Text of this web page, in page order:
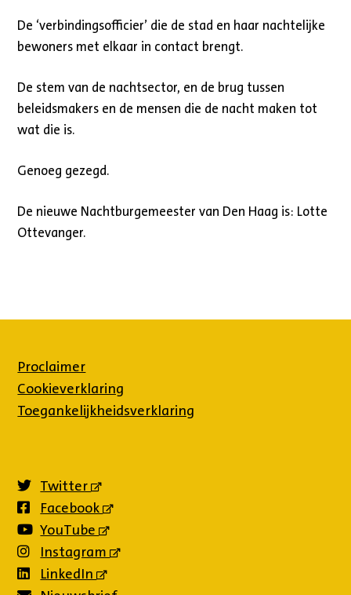
De ‘verbindingsofficier’ die de stad en haar nachtelijke
bewoners met elkaar in contact brengt.
De stem van de nachtsector, en de brug tussen
beleidsmakers en de mensen die de nacht maken tot
wat die is.
Genoeg gezegd.
De nieuwe Nachtburgemeester van Den Haag is: Lotte
Ottevanger.
Proclaimer
Cookieverklaring
Toegankelijkheidsverklaring
Twitter
(externe
Facebook
(externe
YouTube
(externe
Instagram
(externe
LinkedIn
(externe
link)